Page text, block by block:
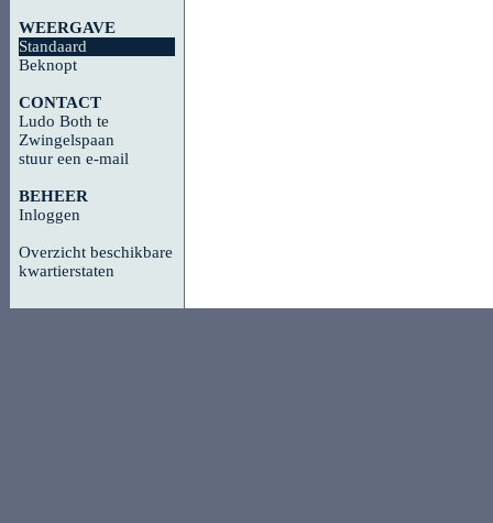
WEERGAVE
Standaard
Beknopt
CONTACT
Ludo Both te
Zwingelspaan
stuur een e-mail
BEHEER
Inloggen
Overzicht beschikbare
kwartierstaten